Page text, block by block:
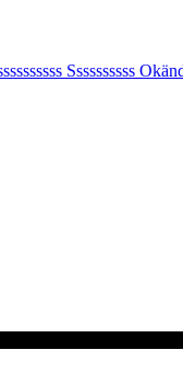
Ssssssssss